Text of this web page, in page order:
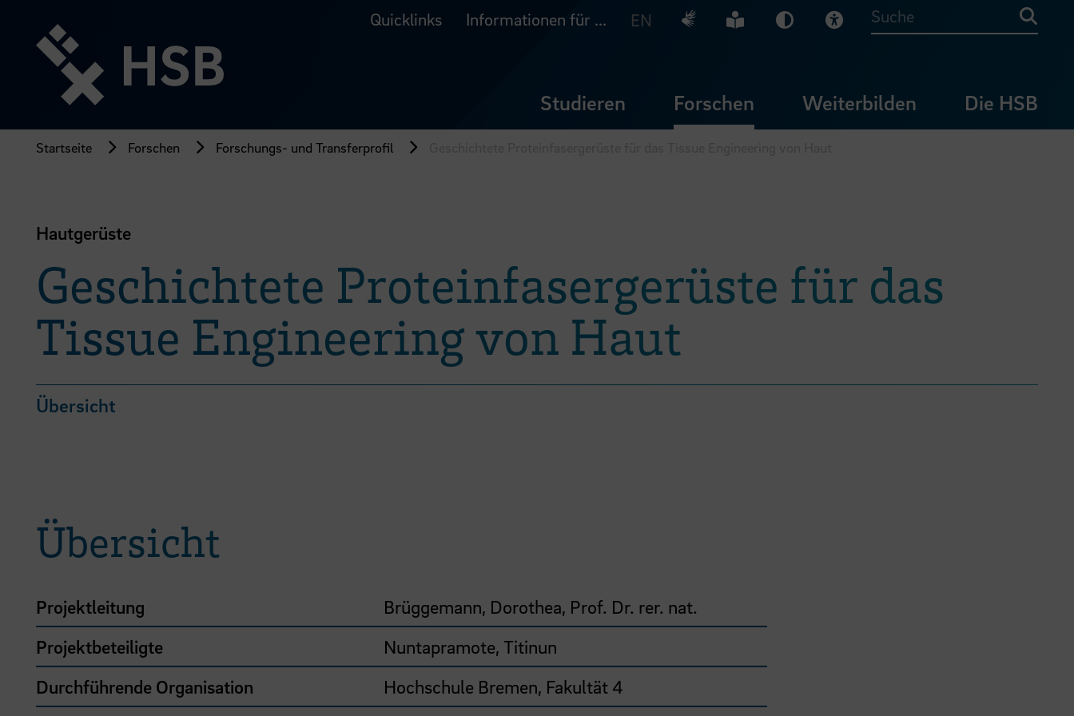
Seiteninhalt
springen
Quicklinks Informationen für ... EN Deutsche Gebärdensprache
Leichte Sprache
Dunkel-Modus
Visuelle Hilfe
Suche
Studieren Forschen Weiterbilden Die HSB
Startseite Forschen Forschungs- und Transferprofil
Hautgerüste
Geschichtete Proteinfasergerüste für das
Tissue Engineering von Haut
Übersicht
Übersicht
Projektleitung
Brüggemann, Dorothea, Prof. Dr. rer. nat.
Projektbeteiligte
Nuntapramote, Titinun
Durchführende Organisation
Hochschule Bremen, Fakultät 4